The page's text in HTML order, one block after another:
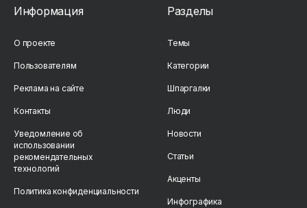
Информация
О проекте
Пользователям
Реклама на сайте
Контакты
Уведомление об
использовании
рекомендательных
технологий
Политика конфиденциальности
Разделы
Темы
Категории
Шпаргалки
Люди
Новости
Статьи
Акценты
Инфографика